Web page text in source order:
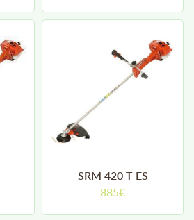
SRM 420 T ES
885€